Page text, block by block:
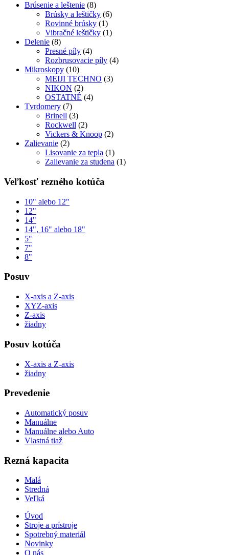
Brúsenie a leštenie (8)
Brúsky a leštičky (6)
Rovinné brúsky (1)
Vibračné leštičky (1)
Delenie (8)
Presné píly (4)
Rozbrusovacie píly (4)
Mikroskopy (10)
MEIJI TECHNO (3)
NIKON (2)
OSTATNÉ (4)
Tvrdomery (7)
Brinell (3)
Rockwell (2)
Vickers & Knoop (2)
Zalievanie (2)
Lisovanie za tepla (1)
Zalievanie za studena (1)
Veľkosť rezného kotúča
10" alebo 12"
12"
14"
14", 16" alebo 18"
5"
7"
8"
Posuv
X-axis a Z-axis
XYZ-axis
Z-axis
žiadny
Posuv kotúča
X-axis a Z-axis
žiadny
Prevedenie
Automatický posuv
Manuálne
Manuálne alebo Auto
Vlastná tiaž
Rezná kapacita
Malá
Stredná
Veľká
Úvod
Stroje a prístroje
Spotrebný materiál
Novinky
O nás